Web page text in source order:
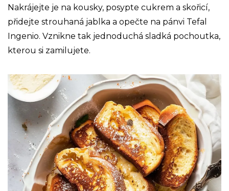
Nakrájejte je na kousky, posypte cukrem a skořicí,
přidejte strouhaná jablka a opečte na pánvi Tefal
Ingenio. Vznikne tak jednoduchá sladká pochoutka,
kterou si zamilujete.